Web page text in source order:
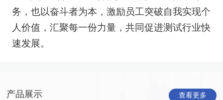
务，也以奋斗者为本，激励员工突破自我实现个
人价值，汇聚每一份力量，共同促进测试行业快
速发展。
产品展示 查看更多